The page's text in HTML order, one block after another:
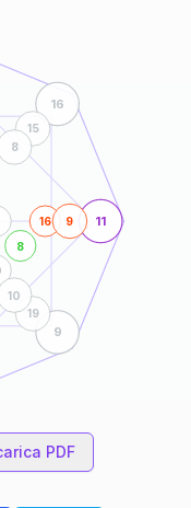
11
16
9
8
16 9
15
8
19
10
PDF